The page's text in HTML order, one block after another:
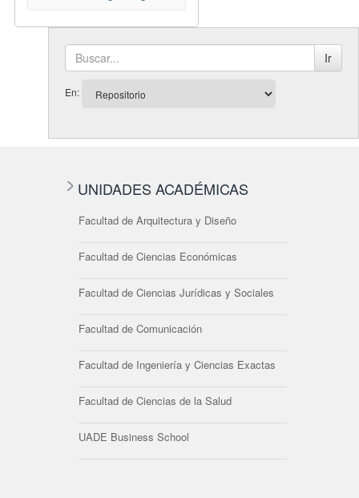
Ir
En:
UNIDADES ACADÉMICAS
Facultad de Arquitectura y Diseño
Facultad de Ciencias Económicas
Facultad de Ciencias Jurídicas y Sociales
Facultad de Comunicación
Facultad de Ingeniería y Ciencias Exactas
Facultad de Ciencias de la Salud
UADE Business School